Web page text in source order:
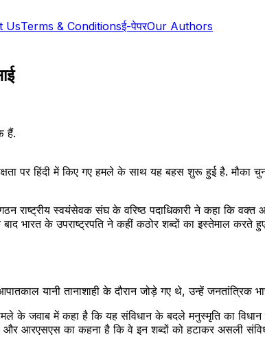
UsTerms & Conditionsई-पेपरOur Authors
हैं.
पर हिंदी में किए गए हमले के साथ यह बहस शुरू हुई है.
राष्ट्रीय स्वयंसेवक संघ के वरिष्ठ पदाधिकारी ने कहा कि
बाद भारत के उपराष्ट्रपति ने कहीं कठोर शब्दों का इस्तेमाल
यानी तानाशाही के दौरान जोड़े गए थे, उन्हें जनतांत्रिक
के जवाब में कहा है कि यह संविधान के बदले मनुस्मृति का
आरएसएस का कहना है कि वे इन शब्दों को हटाकर असली